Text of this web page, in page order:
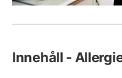
Innehåll -